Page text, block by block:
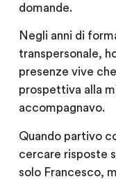
domande.
Negli anni di
transpersonale,
presenze vive
prospettiva alla
accompagnavo.
Quando partivo
cercare risposte
solo Francesco,